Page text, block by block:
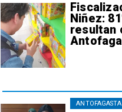
Niñez:
resultan
ANTOFAGASTA